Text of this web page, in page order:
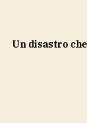
Un disastro